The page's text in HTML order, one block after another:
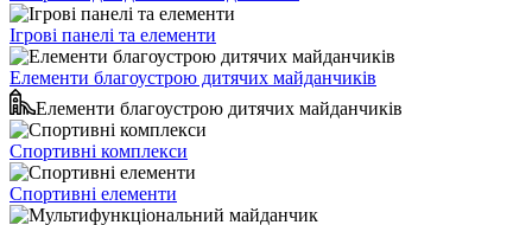
Ігрові панелі та елементи
Елементи благоустрою дитячих майданчиків
Елементи благоустрою дитячих майданчиків
Спортивні комплекси
Спортивні елементи